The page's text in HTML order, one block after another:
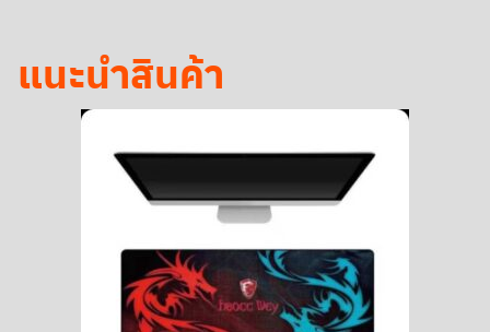
แนะนำสินค้า